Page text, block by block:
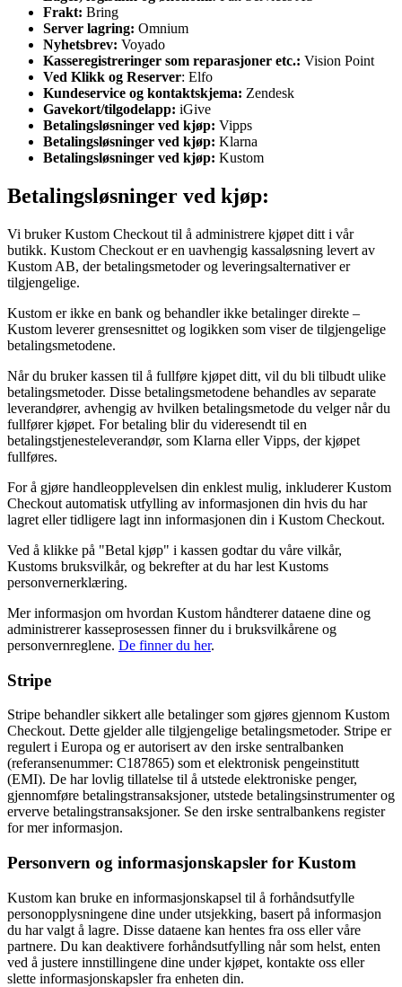
Frakt: Bring
Server lagring: Omnium
Nyhetsbrev: Voyado
Kasseregistreringer som reparasjoner etc.: Vision Point
Ved Klikk og Reserver: Elfo
Kundeservice og kontaktskjema: Zendesk
Gavekort/tilgodelapp: iGive
Betalingsløsninger ved kjøp: Vipps
Betalingsløsninger ved kjøp: Klarna
Betalingsløsninger ved kjøp: Kustom
Betalingsløsninger ved kjøp:
Vi bruker Kustom Checkout til å administrere kjøpet ditt i vår
butikk. Kustom Checkout er en uavhengig kassaløsning levert av
Kustom AB, der betalingsmetoder og leveringsalternativer er
tilgjengelige.
Kustom er ikke en bank og behandler ikke betalinger direkte –
Kustom leverer grensesnittet og logikken som viser de tilgjengelige
betalingsmetodene.
Når du bruker kassen til å fullføre kjøpet ditt, vil du bli tilbudt ulike
betalingsmetoder. Disse betalingsmetodene behandles av separate
leverandører, avhengig av hvilken betalingsmetode du velger når du
fullfører kjøpet. For betaling blir du videresendt til en
betalingstjenesteleverandør, som Klarna eller Vipps, der kjøpet
fullføres.
For å gjøre handleopplevelsen din enklest mulig, inkluderer Kustom
Checkout automatisk utfylling av informasjonen din hvis du har
lagret eller tidligere lagt inn informasjonen din i Kustom Checkout.
Ved å klikke på "Betal kjøp" i kassen godtar du våre vilkår,
Kustoms bruksvilkår, og bekrefter at du har lest Kustoms
personvernerklæring.
Mer informasjon om hvordan Kustom håndterer dataene dine og
administrerer kasseprosessen finner du i bruksvilkårene og
personvernreglene. De finner du her.
Stripe
Stripe behandler sikkert alle betalinger som gjøres gjennom Kustom
Checkout. Dette gjelder alle tilgjengelige betalingsmetoder. Stripe er
regulert i Europa og er autorisert av den irske sentralbanken
(referansenummer: C187865) som et elektronisk pengeinstitutt
(EMI). De har lovlig tillatelse til å utstede elektroniske penger,
gjennomføre betalingstransaksjoner, utstede betalingsinstrumenter og
erverve betalingstransaksjoner. Se den irske sentralbankens register
for mer informasjon.
Personvern og informasjonskapsler for Kustom
Kustom kan bruke en informasjonskapsel til å forhåndsutfylle
personopplysningene dine under utsjekking, basert på informasjon
du har valgt å lagre. Disse dataene kan hentes fra oss eller våre
partnere. Du kan deaktivere forhåndsutfylling når som helst, enten
ved å justere innstillingene dine under kjøpet, kontakte oss eller
slette informasjonskapsler fra enheten din.